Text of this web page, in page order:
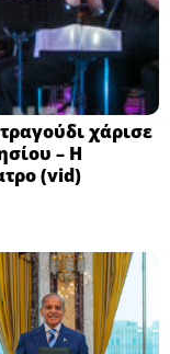
χάρισε
– Η
(vid)